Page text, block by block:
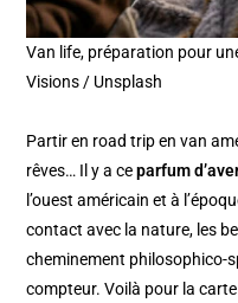
Van life, préparation pour
Visions / Unsplash
Partir en road trip en van
rêves… Il y a ceparfum
l’ouest américain et à
contact avec la nature, les
cheminement philosophico-
compteur. Voilà pour la